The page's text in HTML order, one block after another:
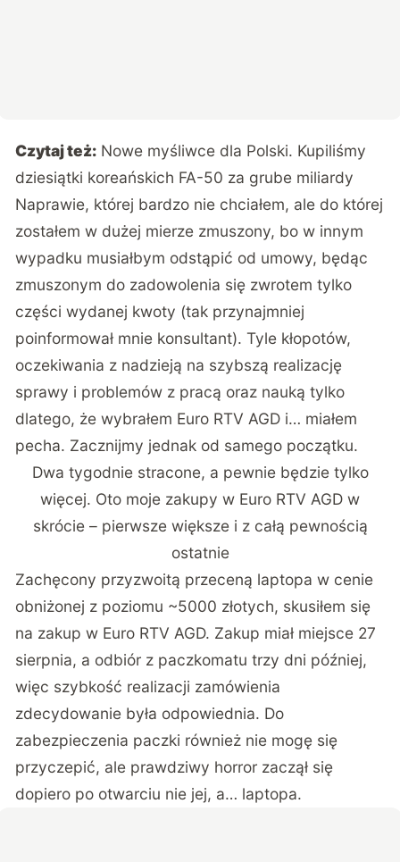
Czytaj też: Nowe myśliwce dla Polski. Kupiliśmy
dziesiątki koreańskich FA-50 za grube miliardy
Naprawie, której bardzo nie chciałem, ale do której
zostałem w dużej mierze zmuszony, bo w innym
wypadku musiałbym odstąpić od umowy, będąc
zmuszonym do zadowolenia się zwrotem tylko
części wydanej kwoty (tak przynajmniej
poinformował mnie konsultant). Tyle kłopotów,
oczekiwania z nadzieją na szybszą realizację
sprawy i problemów z pracą oraz nauką tylko
dlatego, że wybrałem Euro RTV AGD i… miałem
pecha. Zacznijmy jednak od samego początku.
Dwa tygodnie stracone, a pewnie będzie tylko
więcej. Oto moje zakupy w Euro RTV AGD w
skrócie – pierwsze większe i z całą pewnością
ostatnie
Zachęcony przyzwoitą przeceną laptopa w cenie
obniżonej z poziomu ~5000 złotych, skusiłem się
na zakup w Euro RTV AGD. Zakup miał miejsce 27
sierpnia, a odbiór z paczkomatu trzy dni później,
więc szybkość realizacji zamówienia
zdecydowanie była odpowiednia. Do
zabezpieczenia paczki również nie mogę się
przyczepić, ale prawdziwy horror zaczął się
dopiero po otwarciu nie jej, a… laptopa.